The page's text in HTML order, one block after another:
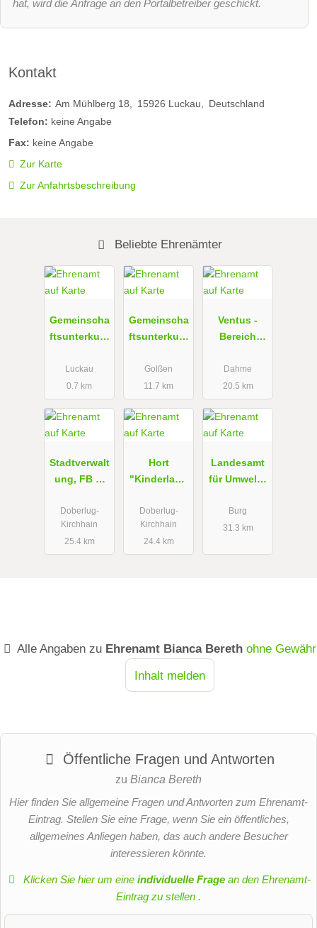
hat, wird die Anfrage an den Portalbetreiber geschickt.
Kontakt
Adresse: Am Mühlberg 18 15926 Luckau
Deutschland
Telefon: keine Angabe
Fax: keine Angabe
Zur Karte
Zur Anfahrtsbeschreibung
Beliebte Ehrenämter
Gemeinscha
ftsunterkunf
Luckau
0.7 km
Gemeinscha
ftsunterkunf
Flüchtlingsb
etreuung
Golßen
11.7 km
Ventus -
Bereich
Selbstversor
gung
Dahme
20.5 km
Stadtverwalt
ung, FB 2,
Liegenschaf
ten -
Umweltschu
Doberlug-
Kirchhain
25.4 km
Hort
"Kinderland
Doberlug-
Kirchhain
24.4 km
Landesamt
für Umwelt -
eservat
Spreewald
Burg
31.3 km
Alle Angaben zu Ehrenamt Bianca Bereth ohne Gewähr
Inhalt melden
Öffentliche Fragen und Antworten
zu Bianca Bereth
Hier finden Sie allgemeine Fragen und Antworten zum Ehrenamt-
Eintrag. Stellen Sie eine Frage, wenn Sie ein öffentliches,
allgemeines Anliegen haben, das auch andere Besucher
interessieren könnte.
Klicken Sie hier um eine individuelle Fragean den Ehrenamt-
Eintrag zu stellen .